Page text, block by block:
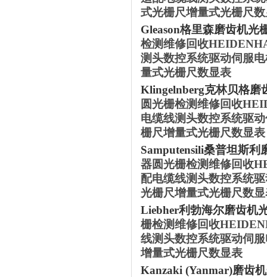
式光栅尺增量式光栅尺
‌Gleason格里森磨齿机光
检测维修回收
测头数控系统驱动伺服
量式光栅尺数显表
‌Klingelnberg克林贝格磨
圆光栅检测维修回收
电缆线测头数控系统驱
栅尺增量式光栅尺数显表
‌Samputensili桑普坦斯利
器圆光栅检测维修回收
配电缆线测头数控系统
光栅尺增量式光栅尺数
‌Liebher利勃海尔磨齿机
栅检测维修回收
线测头数控系统驱动伺
增量式光栅尺数显表
‌Kanzaki (Yanmar)‌磨齿机